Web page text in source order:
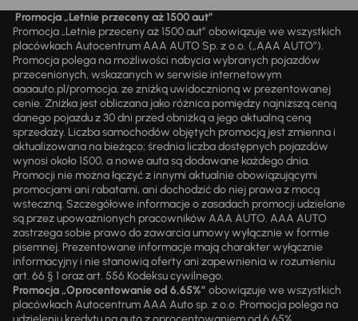
Promocja „Letnie przeceny aż 1500 aut”
Promocja „Letnie przeceny aż 1500 aut” obowiązuje we wszystkich
placówkach Autocentrum AAA AUTO Sp. z o.o. („AAA AUTO”).
Promocja polega na możliwości nabycia wybranych pojazdów
przecenionych, wskazanych w serwisie internetowym
aaaauto.pl/promocja, ze zniżką uwidocznioną w prezentowanej
cenie. Zniżka jest obliczana jako różnica pomiędzy najniższą ceną
danego pojazdu z 30 dni przed obniżką a jego aktualną ceną
sprzedaży. Liczba samochodów objętych promocją jest zmienna i
aktualizowana na bieżąco; średnia liczba dostępnych pojazdów
wynosi około 1500, a nowe auta są dodawane każdego dnia.
Promocji nie można łączyć z innymi aktualnie obowiązującymi
promocjami ani rabatami, ani dochodzić do niej prawa z mocą
wsteczną. Szczegółowe informacje o zasadach promocji udzielane
są przez upoważnionych pracowników AAA AUTO. AAA AUTO
zastrzega sobie prawo do zawarcia umowy wyłącznie w formie
pisemnej. Prezentowane informacje mają charakter wyłącznie
informacyjny i nie stanowią oferty ani zapewnienia w rozumieniu
art. 66 § 1 oraz art. 556 Kodeksu cywilnego.
Promocja „Oprocentowanie od 6,65%” obowiązuje we wszystkich
placówkach Autocentrum AAA Auto sp. z o.o. Promocja polega na